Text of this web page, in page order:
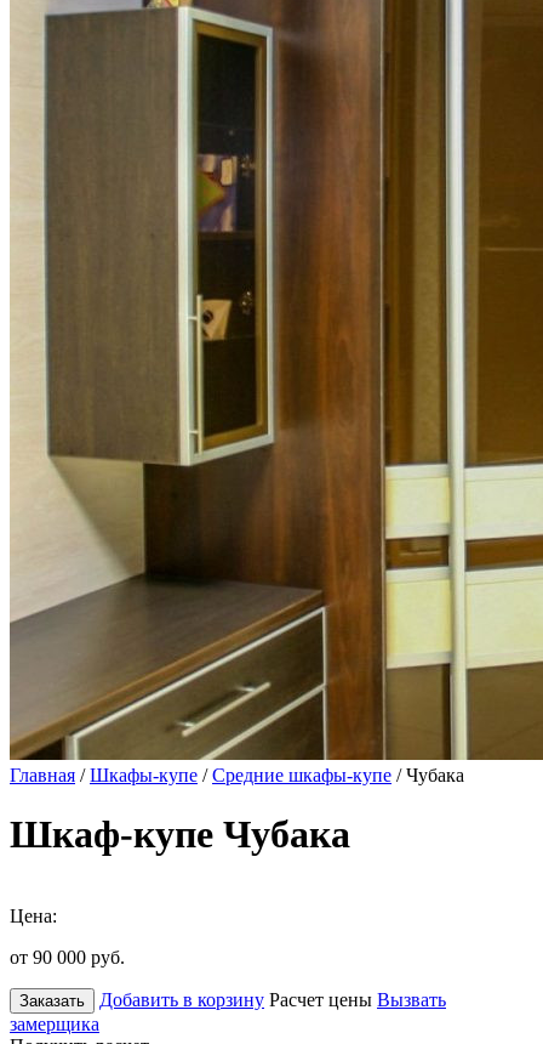
Главная /Шкафы-купе /Средние шкафы-купе / Чубака
Шкаф-купе Чубака
Цена:
от 90 000 руб.
Заказать Добавить в корзину Расчет цены Вызвать
замерщика